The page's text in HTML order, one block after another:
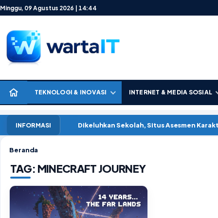
Lewati ke konten
Minggu, 09 Agustus 2026 | 14:44
TEKNOLOGI & INOVASI INTERNET & MEDIA SOSIAL
INFORMASI Dikeluhkan Sekolah, Situs Asesmen
Beranda
TAG: MINECRAFT JOURNEY